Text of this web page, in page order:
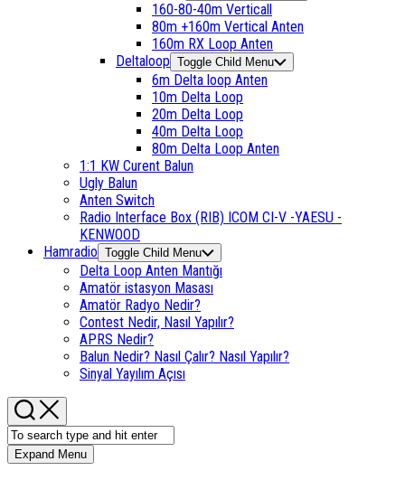
160-80-40m Verticall
80m +160m Vertical Anten
160m RX Loop Anten
Deltaloop Toggle Child Menu
6m Delta loop Anten
10m Delta Loop
20m Delta Loop
40m Delta Loop
80m Delta Loop Anten
1:1 KW Curent Balun
Ugly Balun
Anten Switch
Radio Interface Box (RIB) ICOM CI-V -YAESU -
KENWOOD
Hamradio Toggle Child Menu
Delta Loop Anten Mantığı
Amatör istasyon Masası
Amatör Radyo Nedir?
Contest Nedir, Nasıl Yapılır?
APRS Nedir?
Balun Nedir? Nasıl Çalır? Nasıl Yapılır?
Sinyal Yayılım Açısı
Expand Menu